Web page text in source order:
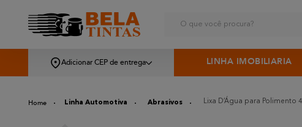
Adicionar CEP de entrega LINHA IMOBILIARIA
Linha Automotiva Abrasivos Lixa D’Água para Polimento